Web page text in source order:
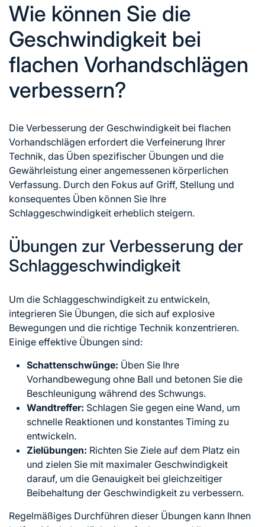
Wie können Sie die
Geschwindigkeit bei
flachen Vorhandschlägen
verbessern?
Die Verbesserung der Geschwindigkeit bei flachen
Vorhandschlägen erfordert die Verfeinerung Ihrer
Technik, das Üben spezifischer Übungen und die
Gewährleistung einer angemessenen körperlichen
Verfassung. Durch den Fokus auf Griff, Stellung und
konsequentes Üben können Sie Ihre
Schlaggeschwindigkeit erheblich steigern.
Übungen zur Verbesserung der
Schlaggeschwindigkeit
Um die Schlaggeschwindigkeit zu entwickeln,
integrieren Sie Übungen, die sich auf explosive
Bewegungen und die richtige Technik konzentrieren.
Einige effektive Übungen sind:
Schattenschwünge: Üben Sie Ihre
Vorhandbewegung ohne Ball und betonen Sie die
Beschleunigung während des Schwungs.
Wandtreffer: Schlagen Sie gegen eine Wand, um
schnelle Reaktionen und konstantes Timing zu
entwickeln.
Zielübungen: Richten Sie Ziele auf dem Platz ein
und zielen Sie mit maximaler Geschwindigkeit
darauf, um die Genauigkeit bei gleichzeitiger
Beibehaltung der Geschwindigkeit zu verbessern.
Regelmäßiges Durchführen dieser Übungen kann Ihnen